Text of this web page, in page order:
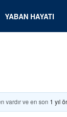
YABAN HAYATI
vardır ve en son 1 yıl